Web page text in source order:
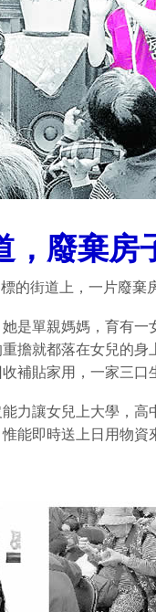
，廢棄房
的街道上，一片廢棄
是單親媽媽，育有
擔就都落在女兒的身
補貼家用，一家三
力讓女兒上大學，
能即時送上日用物